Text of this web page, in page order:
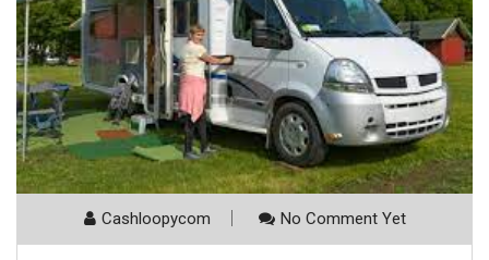
Cashloopycom No Comment Yet